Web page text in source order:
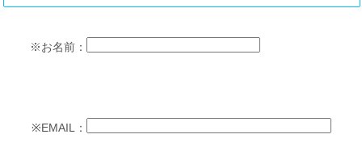
※お名前：
※EMAIL：